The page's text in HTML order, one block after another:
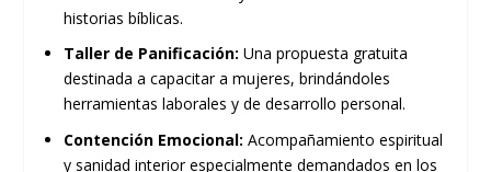
historias bíblicas.
Taller de Panificación: Una propuesta gratuita
destinada a capacitar a mujeres, brindándoles
herramientas laborales y de desarrollo personal.
Contención Emocional: Acompañamiento espiritual
y sanidad interior especialmente demandados en los